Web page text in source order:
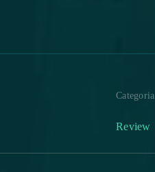
Categoria
Review